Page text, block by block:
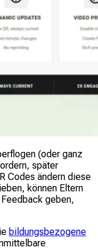
(oder ganz
später
Codes ändern diese
können Eltern
geben,
bildungsbezogene